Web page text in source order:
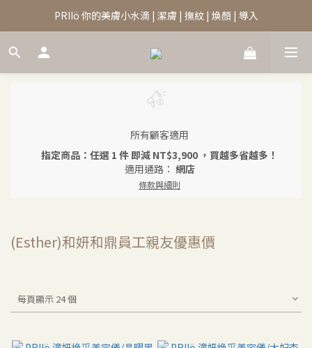
PRIIö 你的美膚小水滴 | 潔膚 | 撫紋 | 煥顏 | 導入
所有顧客適用
指定商品：任選 1 件 即減 NT$3,900 ，買越多省越多！
適用通路： 網店
條款與細則
(Esther)和妍和鼎員工親友優惠價
每頁顯示 24 個